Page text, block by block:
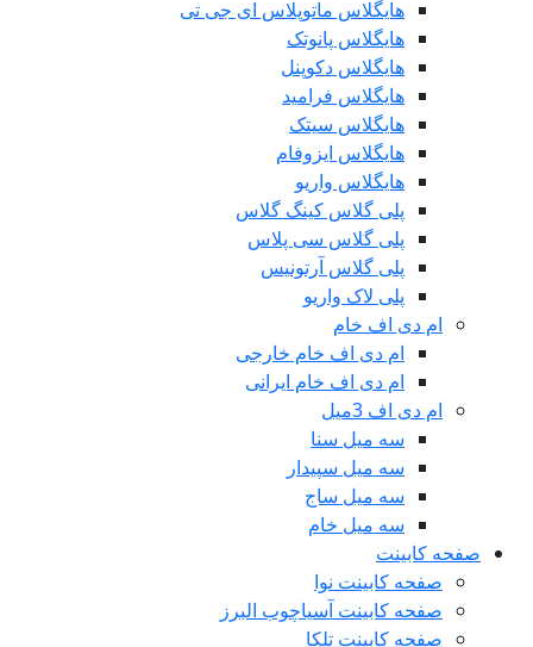
هایگلاس ماتوپلاس ای جی تی
هایگلاس پانوتک
هایگلاس دکوپنل
هایگلاس فرامید
هایگلاس سیتک
هایگلاس ایزوفام
هایگلاس واریو
پلی گلاس کینگ گلاس
پلی گلاس سی پلاس
پلی گلاس آرتونیس
پلی لاک واریو
ام دی اف خام
ام دی اف خام خارجی
ام دی اف خام ایرانی
ام دی اف 3میل
سه میل سنا
سه میل سپیدار
سه میل ساج
سه میل خام
صفحه کابینت
صفحه کابینت نوا
صفحه کابینت آسیاچوب البرز
صفحه کابینت تلکا